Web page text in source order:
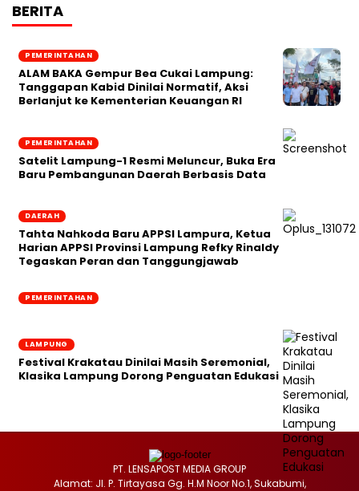
BERITA
PEMERINTAHAN
ALAM BAKA Gempur Bea Cukai Lampung:
Tanggapan Kabid Dinilai Normatif, Aksi
Berlanjut ke Kementerian Keuangan RI
PEMERINTAHAN
Satelit Lampung-1 Resmi Meluncur, Buka Era
Baru Pembangunan Daerah Berbasis Data
DAERAH
Tahta Nahkoda Baru APPSI Lampura, Ketua
Harian APPSI Provinsi Lampung Refky Rinaldy
Tegaskan Peran dan Tanggungjawab
PEMERINTAHAN
LAMPUNG
Festival Krakatau Dinilai Masih Seremonial,
Klasika Lampung Dorong Penguatan Edukasi
PT. LENSAPOST MEDIA GROUP
Alamat: Jl. P. Tirtayasa Gg. H.M Noor No.1, Sukabumi,